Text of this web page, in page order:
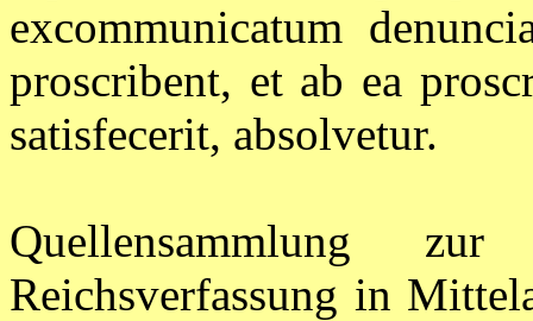
excommunicatum
proscribent, et ab ea
satisfecerit, absolvetur.
Quellensammlung
Reichsverfassung in